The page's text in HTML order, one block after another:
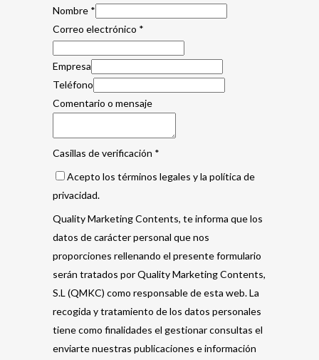
Nombre *
Correo electrónico *
Empresa
Teléfono
Comentario o mensaje
Casillas de verificación *
Acepto los términos legales y la política de
privacidad.
Quality Marketing Contents, te informa que los
datos de carácter personal que nos
proporciones rellenando el presente formulario
serán tratados por Quality Marketing Contents,
S.L (QMKC) como responsable de esta web. La
recogida y tratamiento de los datos personales
tiene como finalidades el gestionar consultas el
enviarte nuestras publicaciones e información